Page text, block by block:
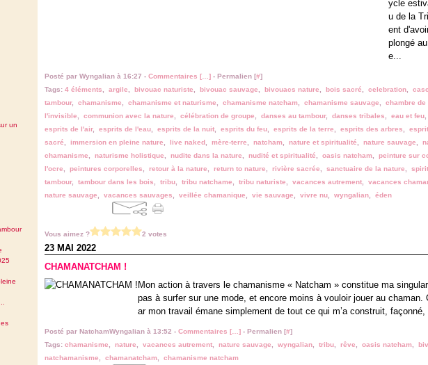
un
ycle
u de la
ent
plongé
e...
Posté par Wyngalian à 16:27 - Commentaires [ ] - Permalien [#]
Tags: 4 éléments argile bivouac naturiste bivouac sauvage bivouacs nature bois sacré celebration
tambour, chamanisme chamanisme et naturisme chamanisme natcham chamanisme sauvage chambre de
l'invisible
communion avec la nature célébration de groupe danses au tambour, danses tribales eau et feu
esprits de l'air, esprits de l'eau esprits de la nuit esprits du feu esprits de la terre esprits des arbres
sacré
immersion en pleine nature live naked mère-terre natcham nature et spiritualité nature sauvage
chamanisme
naturisme holistique nudite dans la nature nudité et spiritualité oasis natcham peinture sur
l'ocre
peintures corporelles retour à la nature return to nature rivière sacrée sanctuaire de la nature
tambour, tambour dans les bois tribu tribu natchame tribu naturiste vacances autrement vacances
nature sauvage
vacances sauvages veillée chamanique vie sauvage vivre nu wyngalian éden
Vous aimez ? 2 votes
23 MAI 2022
CHAMANATCHAM !
Mon action à travers le chamanisme « Natcham » constitue ma
pas à surfer sur une mode, et encore moins à vouloir jouer au chaman.
ar mon travail émane simplement de tout ce qui m’a construit, façonné,
Posté par NatchamWyngalian à 13:52 - Commentaires [ ] - Permalien [#]
Tags: chamanisme nature vacances autrement nature sauvage wyngalian tribu rêve oasis natcham
natchamanisme
chamanatcham chamanisme natcham